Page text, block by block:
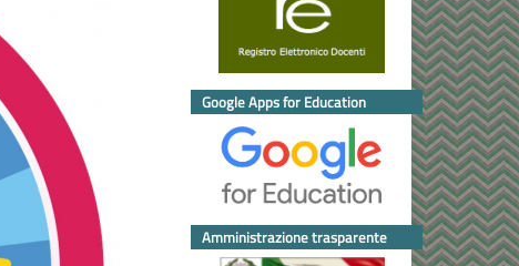
Google Apps for Education
Amministrazione trasparente